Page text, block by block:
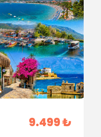
9.499 ₺